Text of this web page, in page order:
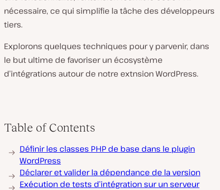
nécessaire, ce qui simplifie la tâche des développeurs
tiers.
Explorons quelques techniques pour y parvenir, dans
le but ultime de favoriser un écosystème
d’intégrations autour de notre extnsion WordPress.
Table of Contents
Définir les classes PHP de base dans le plugin
WordPress
Déclarer et valider la dépendance de la version
Exécution de tests d’intégration sur un serveur